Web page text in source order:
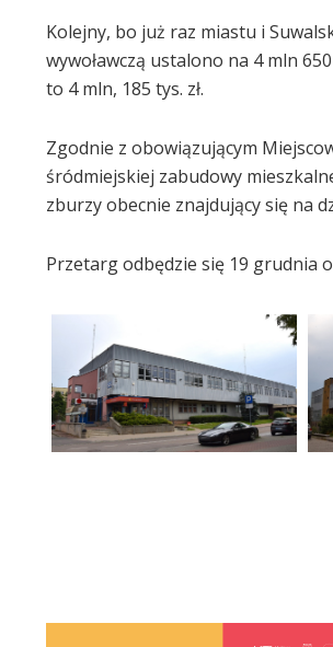
Kolejny, bo już raz miastu i
wywoławczą ustalono na 4 mln
to 4 mln, 185 tys. zł.
Zgodnie z obowiązującym
śródmiejskiej zabudowy
zburzy obecnie znajdujący się na
Przetarg odbędzie się 19 grudnia